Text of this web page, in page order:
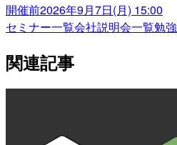
開催前2026年9月7日(月) 15:00
セミナー一覧会社説明会一覧勉
関連記事